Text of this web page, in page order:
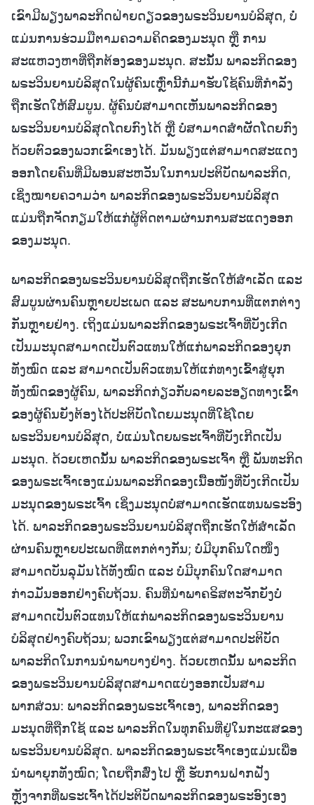
ເຂົາມີພຽງພາລະກິດຝ່າຍດຽວຂອງພຣະວິນຍານບໍລິສຸດ, ບໍ່
ແມ່ນການຮ່ວມມືຕາມຄວາມຄິດຂອງມະນຸດ ຫຼື ການ
ສະແຫວງຫາທີ່ຖືກຕ້ອງຂອງມະນຸດ. ສະນັ້ນ ພາລະກິດຂອງ
ພຣະວິນຍານບໍລິສຸດໃນຜູ້ຄົນເຫຼົ່ານີ້ກໍມາຮັບໃຊ້ຄົນທີ່ກຳລັງ
ຖືກເຮັດໃຫ້ສົມບູນ. ຜູ້ຄົນບໍ່ສາມາດເຫັນພາລະກິດຂອງ
ພຣະວິນຍານບໍລິສຸດໂດຍກົງໄດ້ ຫຼື ບໍ່ສາມາດສຳຜັດໂດຍກົງ
ດ້ວຍຕົວຂອງພວກເຂົາເອງໄດ້. ມັນພຽງແຕ່ສາມາດສະແດງ
ອອກໂດຍຄົນທີ່ມີພອນສະຫວັນໃນການປະຕິບັດພາລະກິດ,
ເຊິ່ງໝາຍຄວາມວ່າ ພາລະກິດຂອງພຣະວິນຍານບໍລິສຸດ
ແມ່ນຖືກຈັດກຽມໃຫ້ແກ່ຜູ້ຕິດຕາມຜ່ານການສະແດງອອກ
ຂອງມະນຸດ.
ພາລະກິດຂອງພຣະວິນຍານບໍລິສຸດຖືກເຮັດໃຫ້ສຳເລັດ ແລະ
ສົມບູນຜ່ານຄົນຫຼາຍປະເພດ ແລະ ສະພາບການທີ່ແຕກຕ່າງ
ກັນຫຼາຍຢ່າງ. ເຖິງແມ່ນພາລະກິດຂອງພຣະເຈົ້າທີ່ບັງເກີດ
ເປັນມະນຸດສາມາດເປັນຕົວແທນໃຫ້ແກ່ພາລະກິດຂອງຍຸກ
ທັງໝົດ ແລະ ສາມາດເປັນຕົວແທນໃຫ້ແກ່ທາງເຂົ້າສູ່ຍຸກ
ທັງໝົດຂອງຜູ້ຄົນ, ພາລະກິດກ່ຽວກັບລາຍລະອຽດທາງເຂົ້າ
ຂອງຜູ້ຄົນຍັງຕ້ອງໄດ້ປະຕິບັດໂດຍມະນຸດທີ່ໃຊ້ໂດຍ
ພຣະວິນຍານບໍລິສຸດ, ບໍ່ແມ່ນໂດຍພຣະເຈົ້າທີ່ບັງເກີດເປັນ
ມະນຸດ. ດ້ວຍເຫດນັ້ນ ພາລະກິດຂອງພຣະເຈົ້າ ຫຼື ພັນທະກິດ
ຂອງພຣະເຈົ້າເອງແມ່ນພາລະກິດຂອງເນື້ອໜັງທີ່ບັງເກີດເປັນ
ມະນຸດຂອງພຣະເຈົ້າ ເຊິ່ງມະນຸດບໍ່ສາມາດເຮັດແທນພຣະອົງ
ໄດ້. ພາລະກິດຂອງພຣະວິນຍານບໍລິສຸດຖືກເຮັດໃຫ້ສຳເລັດ
ຜ່ານຄົນຫຼາຍປະເພດທີ່ແຕກຕ່າງກັນ; ບໍ່ມີບຸກຄົນໃດໜຶ່ງ
ສາມາດບັນລຸມັນໄດ້ທັງໝົດ ແລະ ບໍ່ມີບຸກຄົນໃດສາມາດ
ກ່າວມັນອອກຢ່າງຄົບຖ້ວນ. ຄົນທີ່ນໍາພາຄຣິສຕະຈັກຍັງບໍ່
ສາມາດເປັນຕົວແທນໃຫ້ແກ່ພາລະກິດຂອງພຣະວິນຍານ
ບໍລິສຸດຢ່າງຄົບຖ້ວນ; ພວກເຂົາພຽງແຕ່ສາມາດປະຕິບັດ
ພາລະກິດໃນການນໍາພາບາງຢ່າງ. ດ້ວຍເຫດນັ້ນ ພາລະກິດ
ຂອງພຣະວິນຍານບໍລິສຸດສາມາດແບ່ງອອກເປັນສາມ
ພາກສ່ວນ: ພາລະກິດຂອງພຣະເຈົ້າເອງ, ພາລະກິດຂອງ
ມະນຸດທີ່ຖືກໃຊ້ ແລະ ພາລະກິດໃນທຸກຄົນທີ່ຢູ່ໃນກະແສຂອງ
ພຣະວິນຍານບໍລິສຸດ. ພາລະກິດຂອງພຣະເຈົ້າເອງແມ່ນເພື່ອ
ນໍາພາຍຸກທັງໝົດ; ໂດຍຖືກສົ່ງໄປ ຫຼື ຮັບການຝາກຝັງ
ຫຼັງຈາກທີ່ພຣະເຈົ້າໄດ້ປະຕິບັດພາລະກິດຂອງພຣະອົງເອງ